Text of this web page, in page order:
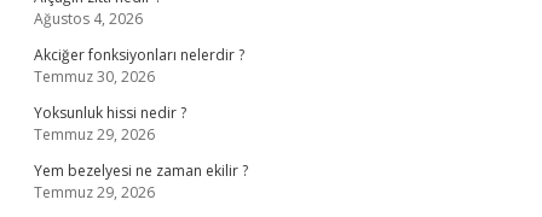
Ağustos 4, 2026
Akciğer fonksiyonları nelerdir ?
Temmuz 30, 2026
Yoksunluk hissi nedir ?
Temmuz 29, 2026
Yem bezelyesi ne zaman ekilir ?
Temmuz 29, 2026